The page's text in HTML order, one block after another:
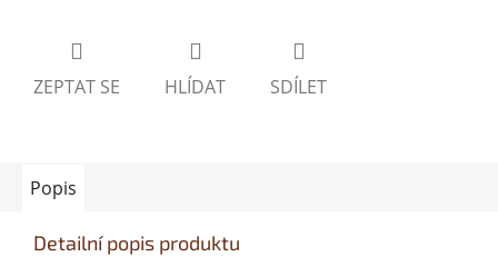
ZEPTAT SE HLÍDAT SDÍLET
Popis
Detailní popis produktu